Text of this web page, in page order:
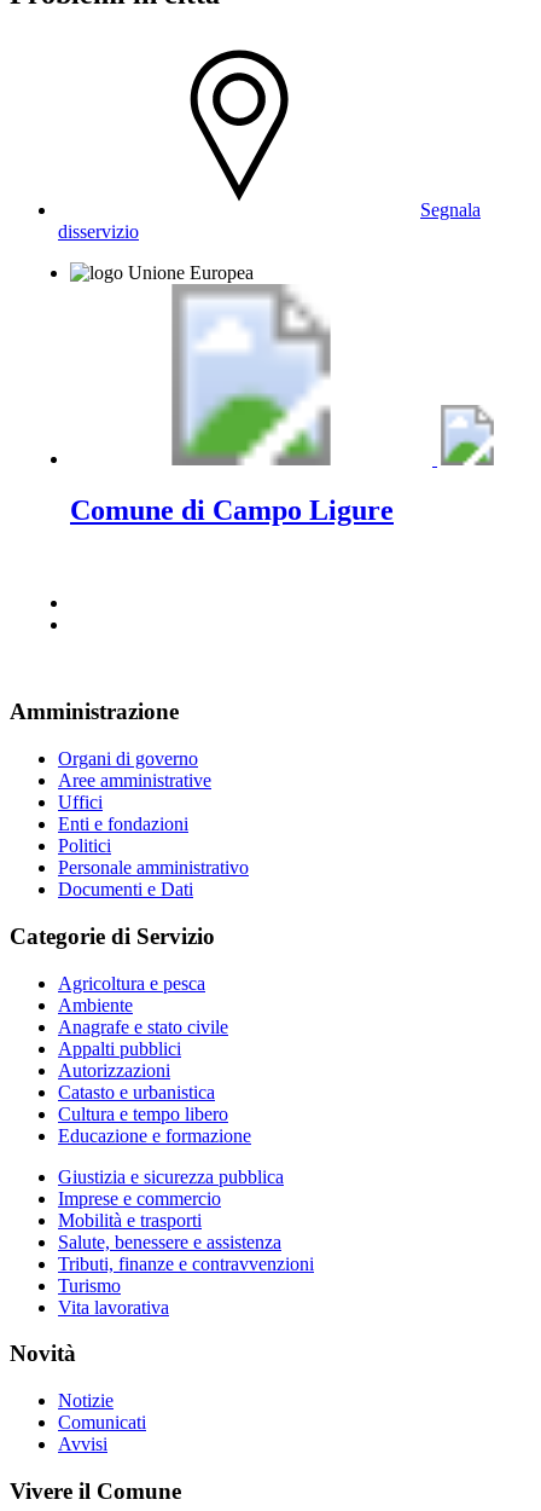
Segnala
disservizio
Comune di Campo Ligure
Amministrazione
Organi di governo
Aree amministrative
Uffici
Enti e fondazioni
Politici
Personale amministrativo
Documenti e Dati
Categorie di Servizio
Agricoltura e pesca
Ambiente
Anagrafe e stato civile
Appalti pubblici
Autorizzazioni
Catasto e urbanistica
Cultura e tempo libero
Educazione e formazione
Giustizia e sicurezza pubblica
Imprese e commercio
Mobilità e trasporti
Salute, benessere e assistenza
Tributi, finanze e contravvenzioni
Turismo
Vita lavorativa
Novità
Notizie
Comunicati
Avvisi
Vivere il Comune